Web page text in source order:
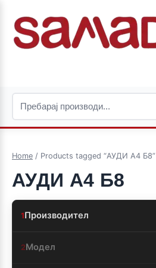
Home / Products tagged “АУДИ А4 Б8”
АУДИ А4 Б8
1Производител
2Модел